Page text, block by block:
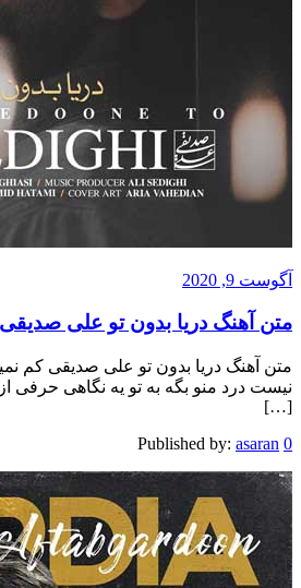
آگوست 9, 2020
متن آهنگ دریا بدون تو علی صدیقی
متن آهنگ دریا بدون تو علی صدیقی کم
نیست درد منو بگه به تو یه نگاهی
[…]
Published by: asaran 0